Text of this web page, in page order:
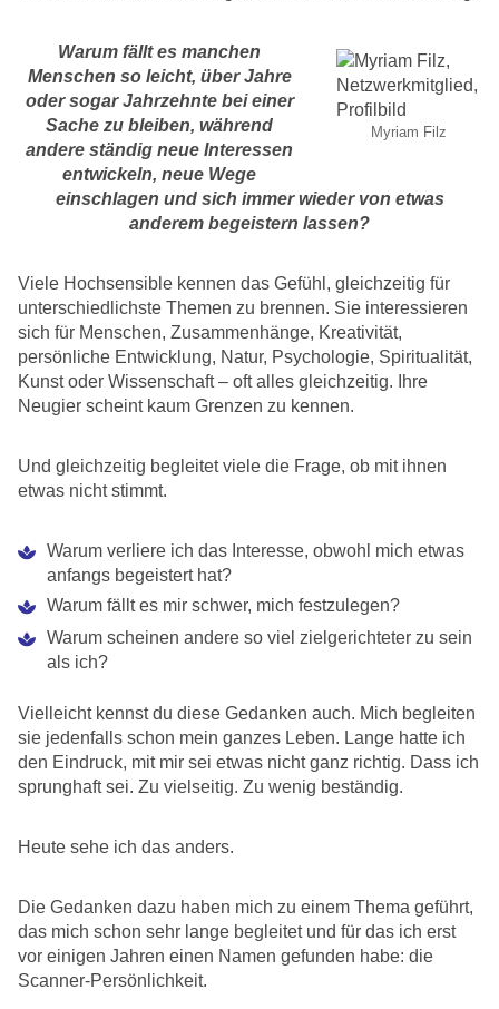
Myriam Filz
Warum fällt es manchen
Menschen so leicht, über Jahre
oder sogar Jahrzehnte bei einer
Sache zu bleiben, während
andere ständig neue Interessen
entwickeln, neue Wege
einschlagen und sich immer wieder von etwas
anderem begeistern lassen?
Viele Hochsensible kennen das Gefühl, gleichzeitig für
unterschiedlichste Themen zu brennen. Sie interessieren
sich für Menschen, Zusammenhänge, Kreativität,
persönliche Entwicklung, Natur, Psychologie, Spiritualität,
Kunst oder Wissenschaft – oft alles gleichzeitig. Ihre
Neugier scheint kaum Grenzen zu kennen.
Und gleichzeitig begleitet viele die Frage, ob mit ihnen
etwas nicht stimmt.
Warum verliere ich das Interesse, obwohl mich etwas
anfangs begeistert hat?
Warum fällt es mir schwer, mich festzulegen?
Warum scheinen andere so viel zielgerichteter zu sein
als ich?
Vielleicht kennst du diese Gedanken auch. Mich begleiten
sie jedenfalls schon mein ganzes Leben. Lange hatte ich
den Eindruck, mit mir sei etwas nicht ganz richtig. Dass ich
sprunghaft sei. Zu vielseitig. Zu wenig beständig.
Heute sehe ich das anders.
Die Gedanken dazu haben mich zu einem Thema geführt,
das mich schon sehr lange begleitet und für das ich erst
vor einigen Jahren einen Namen gefunden habe: die
Scanner-Persönlichkeit.